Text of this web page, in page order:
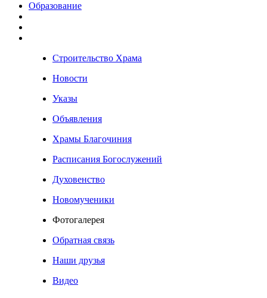
Образование
Строительство Храма
Новости
Указы
Объявления
Храмы Благочиния
Расписания Богослужений
Духовенство
Новомученики
Фотогалерея
Обратная связь
Наши друзья
Видео